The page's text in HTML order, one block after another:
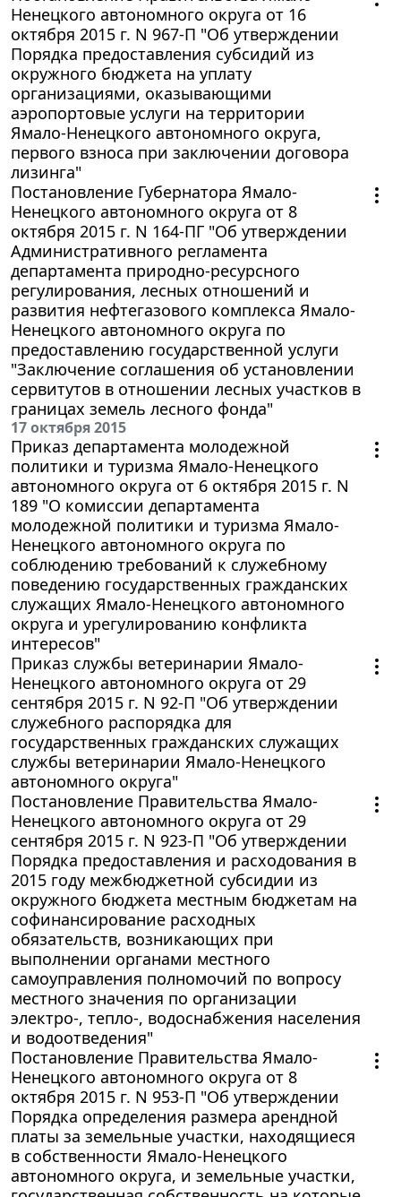
Ненецкого автономного округа от 16
октября 2015 г. N 967-П "Об утверждении
Порядка предоставления субсидий из
окружного бюджета на уплату
организациями, оказывающими
аэропортовые услуги на территории
Ямало-Ненецкого автономного округа,
первого взноса при заключении договора
лизинга"
Постановление Губернатора Ямало-
Ненецкого автономного округа от 8
октября 2015 г. N 164-ПГ "Об утверждении
Административного регламента
департамента природно-ресурсного
регулирования, лесных отношений и
развития нефтегазового комплекса Ямало-
Ненецкого автономного округа по
предоставлению государственной услуги
"Заключение соглашения об установлении
сервитутов в отношении лесных участков в
границах земель лесного фонда"
17 октября 2015
Приказ департамента молодежной
политики и туризма Ямало-Ненецкого
автономного округа от 6 октября 2015 г. N
189 "О комиссии департамента
молодежной политики и туризма Ямало-
Ненецкого автономного округа по
соблюдению требований к служебному
поведению государственных гражданских
служащих Ямало-Ненецкого автономного
округа и урегулированию конфликта
интересов"
Приказ службы ветеринарии Ямало-
Ненецкого автономного округа от 29
сентября 2015 г. N 92-П "Об утверждении
служебного распорядка для
государственных гражданских служащих
службы ветеринарии Ямало-Ненецкого
автономного округа"
Постановление Правительства Ямало-
Ненецкого автономного округа от 29
сентября 2015 г. N 923-П "Об утверждении
Порядка предоставления и расходования в
2015 году межбюджетной субсидии из
окружного бюджета местным бюджетам на
софинансирование расходных
обязательств, возникающих при
выполнении органами местного
самоуправления полномочий по вопросу
местного значения по организации
электро-, тепло-, водоснабжения населения
и водоотведения"
Постановление Правительства Ямало-
Ненецкого автономного округа от 8
октября 2015 г. N 953-П "Об утверждении
Порядка определения размера арендной
платы за земельные участки, находящиеся
в собственности Ямало-Ненецкого
автономного округа, и земельные участки,